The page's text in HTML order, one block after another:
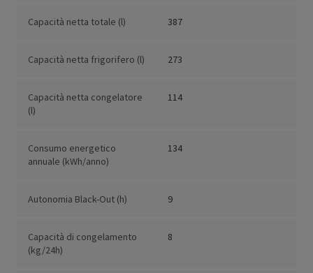
Capacità netta totale (l) 387
Capacità netta frigorifero (l) 273
Capacità netta congelatore
(l)
114
Consumo energetico
annuale (kWh/anno)
134
Autonomia Black-Out (h) 9
Capacità di congelamento
(kg/24h)
8